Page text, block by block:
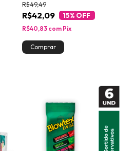
R$42,09
R$49,49
15% OFF
R$40,83 com Pix